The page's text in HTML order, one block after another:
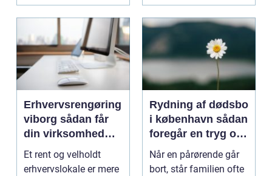
Erhvervsrengøring
viborg sådan får
din virksomhed
mere tid og bedre
arbejdsmiljø
Et rent og velholdt
erhvervslokale er mere
Rydning af dødsbo
i københavn sådan
foregår en tryg og
effektiv proces
Når en pårørende går
bort, står familien ofte